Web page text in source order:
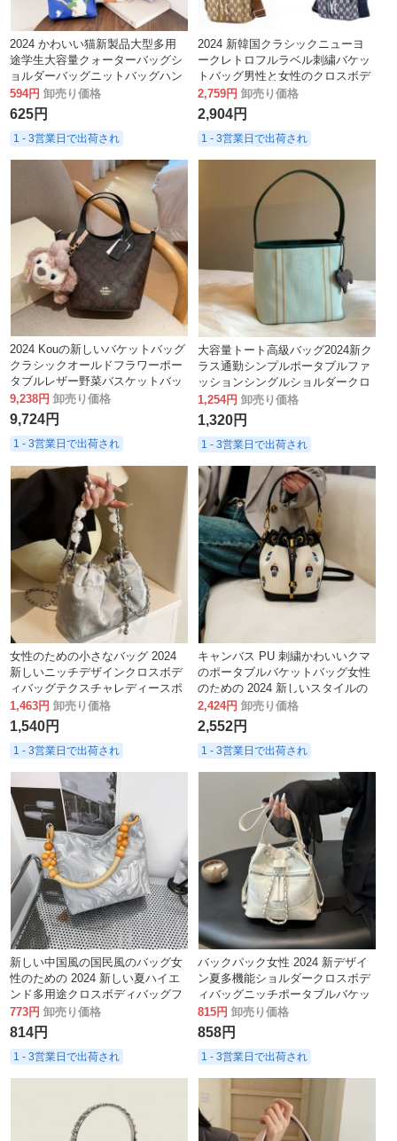
2024 かわいい猫新製品大型多用
途学生大容量クォーターバッグシ
ョルダーバッグニットバッグハン
ドバッグ工場
594円 卸売り価格
625円
1 - 3営業日で出荷され
2024 新韓国クラシックニューヨ
ークレトロフルラベル刺繍バケッ
トバッグ男性と女性のクロスボデ
ィハンドヘルド MLB バケットバ
ッグ
2,759円 卸売り価格
2,904円
1 - 3営業日で出荷され
2024 Kouの新しいバケットバッグ
クラシックオールドフラワーポー
タブルレザー野菜バスケットバッ
グシングルショルダークロスボデ
ィバッグ
9,238円 卸売り価格
9,724円
1 - 3営業日で出荷され
大容量トート高級バッグ2024新ク
ラス通勤シンプルポータブルファ
ッションシングルショルダークロ
スボディバッグ
1,254円 卸売り価格
1,320円
1 - 3営業日で出荷され
女性のための小さなバッグ 2024
新しいニッチデザインクロスボデ
ィバッグテクスチャレディースポ
ータブルバケットバッグ菱形バッ
グ
1,463円 卸売り価格
1,540円
1 - 3営業日で出荷され
キャンバス PU 刺繍かわいいクマ
のポータブルバケットバッグ女性
のための 2024 新しいスタイルの
ショルダークロスボディ
2,424円 卸売り価格
2,552円
1 - 3営業日で出荷され
新しい中国風の国民風のバッグ女
性のための 2024 新しい夏ハイエ
ンド多用途クロスボディバッグフ
ァッションハンドバッグバケット
バッグ
773円 卸売り価格
814円
1 - 3営業日で出荷され
バックパック女性 2024 新デザイ
ン夏多機能ショルダークロスボデ
ィバッグニッチポータブルバケッ
トバッグバックパック
815円 卸売り価格
858円
1 - 3営業日で出荷され